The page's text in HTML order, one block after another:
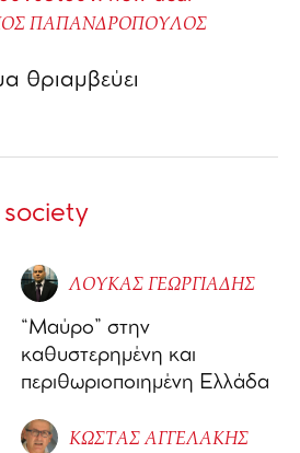
ΠΑΠΑΝΔΡΟΠΟΥΛΟΣ
θριαμβεύει
ΛΟΥΚΑΣ ΓΕΩΡΓΙΑΔΗΣ
“Μαύρο” στην
καθυστερημένη και
περιθωριοποιημένη Ελλάδα
ΚΩΣΤΑΣ ΑΓΓΕΛΑΚΗΣ